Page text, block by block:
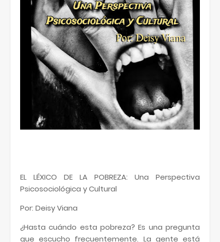
EL LÉXICO DE LA POBREZA: Una Perspectiva
Psicosociológica y Cultural
Por: Deisy Viana
¿Hasta cuándo esta pobreza? Es una pregunta
que escucho frecuentemente. La gente está